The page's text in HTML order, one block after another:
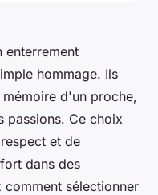
enterrement
hommage. Ils
d'un proche,
passions. Ce choix
et de
dans des
sélectionner